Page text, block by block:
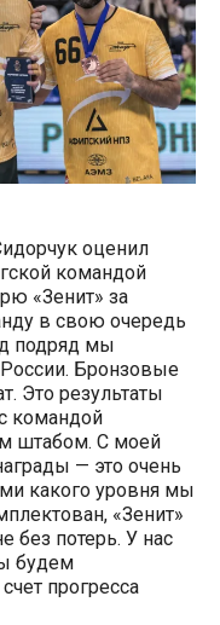
оценил
командой
«Зенит» за
в свою очередь
подряд мы
Бронзовые
Это результаты
командой
штабом. С моей
— это очень
какого уровня мы
«Зенит»
без потерь. У нас
будем
прогресса